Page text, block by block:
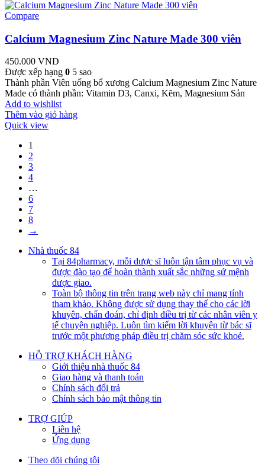
Compare
Calcium Magnesium Zinc Nature Made 300 viên
450.000 VND
Được xếp hạng 0 5 sao
Thành phần Viên uống bổ xương Calcium Magnesium Zinc Nature
Made có thành phần: Vitamin D3, Canxi, Kẽm, Magnesium Sản
Add to wishlist
Thêm vào giỏ hàng
Quick view
1
2
3
4
…
6
7
8
→
Nhà thuốc 84
Tại 84pharmacy, mỗi dược sĩ luôn tận tâm phục vụ và
được đào tạo để hoàn thành xuất sắc những sứ mệnh
được giao.
Toàn bộ thông tin trên trang web này chỉ mang tính
tham khảo. Không được sử dụng thay thế cho các lời
khuyên, chẩn đoán, chỉ định điều trị từ các nhân viên y
tế chuyên nghiệp. Luôn tìm kiếm lời khuyên từ bác sĩ
trước một phương pháp điều trị chăm sóc sức khoẻ.
HỖ TRỢ KHÁCH HÀNG
Giới thiệu nhà thuốc 84
Giao hàng và thanh toán
Chính sách đổi trả
Chính sách bảo mật thông tin
TRỢ GIÚP
Liên hệ
Ứng dụng
Theo dõi chúng tôi